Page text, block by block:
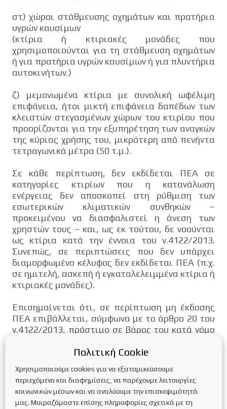
στ) χώροι στάθμευσης οχημάτων και πρατήρια
υγρών καυσίμων
(κτίρια ή κτιριακές μονάδες που
χρησιμοποιούνται για τη στάθμευση οχημάτων
ή για πρατήρια υγρών καυσίμων ή για πλυντήρια
αυτοκινήτων.)
ζ) μεμονωμένα κτίρια με συνολική ωφέλιμη
επιφάνεια, ήτοι μικτή επιφάνεια δαπέδων των
κλειστών στεγασμένων χώρων του κτιρίου που
προορίζονται για την εξυπηρέτηση των αναγκών
της κύριας χρήσης του, μικρότερη από πενήντα
τετραγωνικά μέτρα (50 τ.μ.).
Σε κάθε περίπτωση, δεν εκδίδεται ΠΕΑ σε
κατηγορίες κτιρίων που η κατανάλωση
ενέργειας δεν αποσκοπεί στη ρύθμιση των
εσωτερικών κλιματικών συνθηκών –
προκειμένου να διασφαλιστεί η άνεση των
χρηστών τους – και, ως εκ τούτου, δε νοούνται
ως κτίρια κατά την έννοια του ν.4122/2013.
Συνεπώς, σε περιπτώσεις που δεν υπάρχει
διαμορφωμένο κέλυφος δεν εκδίδεται ΠΕΑ (π.χ.
σε ημιτελή, ασκεπή ή εγκαταλελειμμένα κτίρια ή
κτιριακές μονάδες).
Επισημαίνεται ότι, σε περίπτωση μη έκδοσης
ΠΕΑ επιβάλλεται, σύμφωνα με το άρθρο 20 του
ν.4122/2013, πρόστιμο σε βάρος του κατά νόμο
Ως υπόχρεος νοείται ο ιδιοκτήτης του κτιρίου ή
της κτιριακής μονάδας ή ο διαχειριστής του
κτιρίου ως εντολοδόχος των ιδιοκτητών.
Πολιτική Cookie
Χρησιμοποιούμε cookies για να εξατομικεύσουμε
περιεχόμενο και διαφημίσεις, να παρέχουμε λειτουργίες
κοινωνικών μέσων και να αναλύουμε την επισκεψιμότητά
μας. Μοιραζόμαστε επίσης πληροφορίες σχετικά με τη